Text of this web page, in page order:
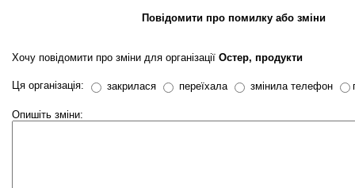
Повідомити про помилку або зміни
Хочу повідомити про зміни для організації Остер, продукти
Ця організація: закрилася переїхала змінила телефон
Опишіть зміни: